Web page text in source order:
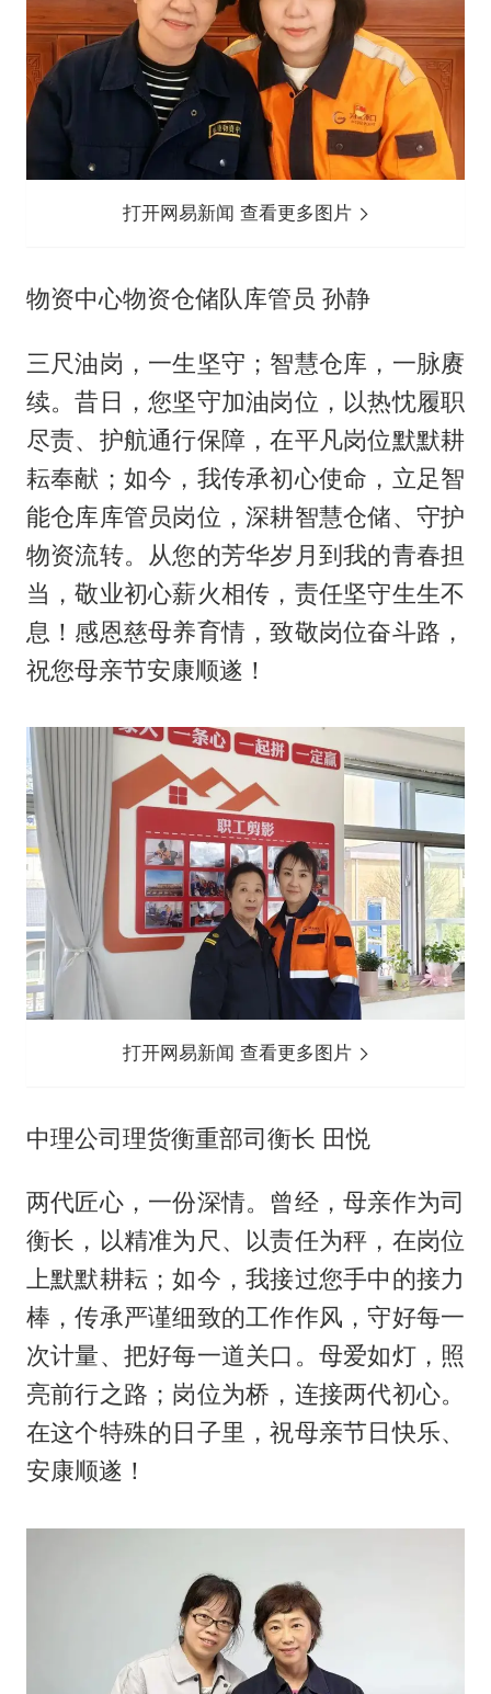
打开网易新闻 查看更多图片
物资中心物资仓储队库管员 孙静
三尺油岗，一生坚守；智慧仓库，一脉赓
续。昔日，您坚守加油岗位，以热忱履职
尽责、护航通行保障，在平凡岗位默默耕
耘奉献；如今，我传承初心使命，立足智
能仓库库管员岗位，深耕智慧仓储、守护
物资流转。从您的芳华岁月到我的青春担
当，敬业初心薪火相传，责任坚守生生不
息！感恩慈母养育情，致敬岗位奋斗路，
祝您母亲节安康顺遂！
打开网易新闻 查看更多图片
中理公司理货衡重部司衡长 田悦
两代匠心，一份深情。曾经，母亲作为司
衡长，以精准为尺、以责任为秤，在岗位
上默默耕耘；如今，我接过您手中的接力
棒，传承严谨细致的工作作风，守好每一
次计量、把好每一道关口。母爱如灯，照
亮前行之路；岗位为桥，连接两代初心。
在这个特殊的日子里，祝母亲节日快乐、
安康顺遂！